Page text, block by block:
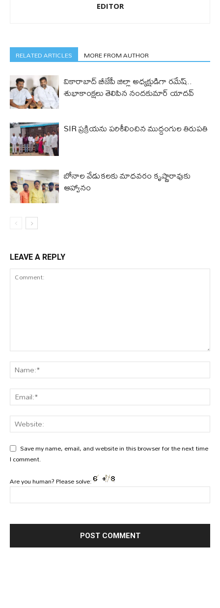
EDITOR
RELATED ARTICLES MORE FROM AUTHOR
వికారాబాద్ బీజేపీ జిల్లా అధ్యక్షుడిగా రమేష్‌..
శుభాకాంక్షలు తెలిపిన నందకుమార్ యాదవ్
SIR ప్రక్రియను పరిశీలించిన ముద్దంగుల తిరుపతి
బోనాల వేడుకలకు మాధవరం కృష్ణారావుకు
ఆహ్వానం
LEAVE A REPLY
Save my name, email, and website in this browser for the next time
I comment.
Are you human? Please solve: